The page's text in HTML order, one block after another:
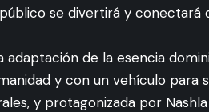
se divertirá y conectará
de la esencia
y con un vehículo para
y protagonizada por